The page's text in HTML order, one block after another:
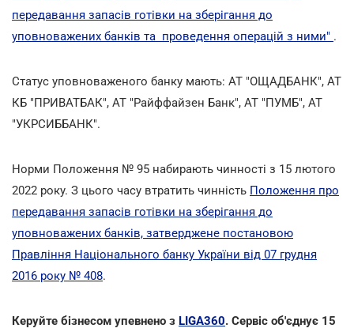
передавання запасів готівки на зберігання до
уповноважених банків та проведення операцій з ними" .
Статус уповноваженого банку мають: АТ "ОЩАДБАНК", АТ
КБ "ПРИВАТБАК", АТ "Райффайзен Банк", АТ "ПУМБ", АТ
"УКРСИББАНК".
Норми Положення № 95 набирають чинності з 15 лютого
2022 року. З цього часу втратить чинність Положення про
передавання запасів готівки на зберігання до
уповноважених банків, затверджене постановою
Правління Національного банку України від 07 грудня
2016 року № 408.
Керуйте бізнесом упевнено з LIGA360. Сервіс об'єднує 15